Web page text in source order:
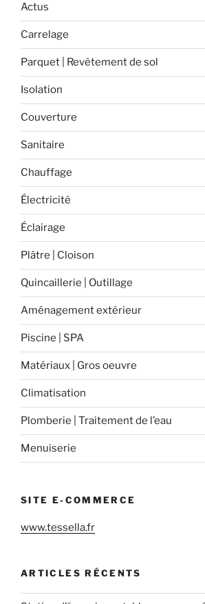
:
accessoire
pratique
esthétique. »
Actus
Carrelage
Parquet | Revêtement de sol
Isolation
Couverture
Sanitaire
Chauffage
Électricité
Éclairage
Plâtre | Cloison
Quincaillerie | Outillage
Aménagement extérieur
Piscine | SPA
Matériaux | Gros oeuvre
Climatisation
Plomberie | Traitement de l’eau
Menuiserie
SITE E-COMMERCE
www.tessella.fr
ARTICLES RÉCENTS